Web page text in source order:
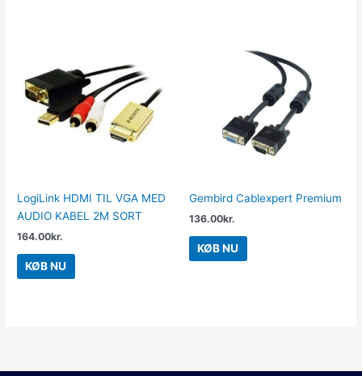
LogiLink HDMI TIL VGA MED
AUDIO KABEL 2M SORT
164.00kr.
KØB NU
Gembird Cablexpert Premium
136.00kr.
KØB NU